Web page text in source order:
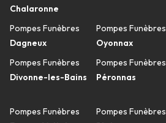
Chalaronne
Pompes Funèbres
Dagneux
Pompes Funèbres
Divonne-les-Bains
Pompes Funèbres
Pompes Funèbres
Oyonnax
Pompes Funèbres
Péronnas
Pompes Funèbres